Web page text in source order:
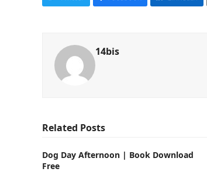
14bis
Related Posts
Dog Day Afternoon | Book Download
Free